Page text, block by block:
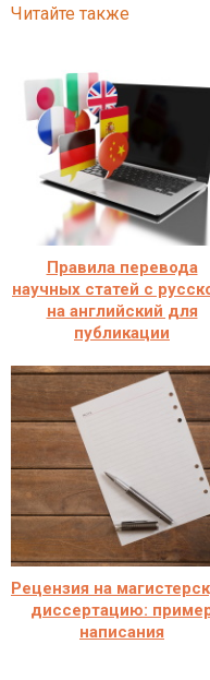
Читайте также
Правила перевода
научных статей с
на английский для
публикации
Рецензия на
диссертацию:
написания